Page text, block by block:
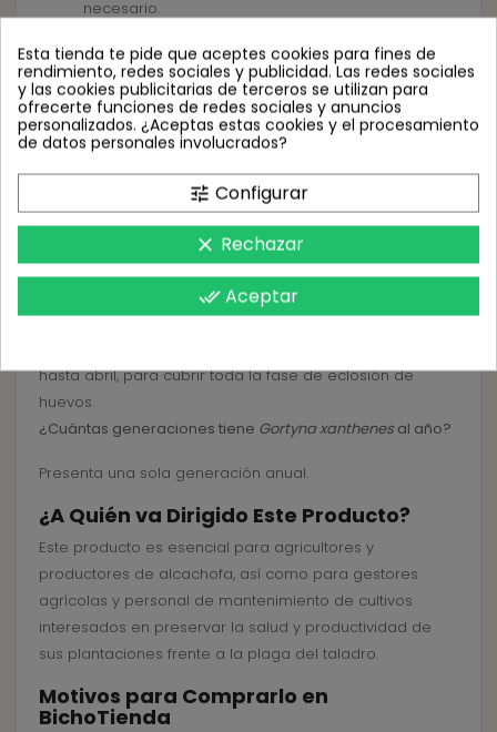
necesario.
Posicionamiento de la Trampa:Ubique las trampas
cerca de las plantaciones de alcachofa,
especialmente donde se hayan observado
síntomas o daños previamente.
Preguntas Frecuentes
¿Cómo reconozco aGortyna xanthenes?
Los adultos tienen una envergadura de 50 mm, con alas
anteriores marrones y posteriores color crema.
¿Cuál es el mejor momento para instalar las trampas?
hasta abril, para cubrir toda la fase de eclosión de
huevos.
¿Cuántas generaciones tiene Gortyna xanthenesal año?
Presenta una sola generación anual.
¿A Quién va Dirigido Este Producto?
Este producto es esencial para agricultores y
productores de alcachofa, así como para gestores
agrícolas y personal de mantenimiento de cultivos
interesados en preservar la salud y productividad de
sus plantaciones frente a la plaga del taladro.
Motivos para Comprarlo en
BichoTienda
Esta tienda te pide que aceptes cookies para fines de
rendimiento, redes sociales y publicidad. Las redes sociales
y las cookies publicitarias de terceros se utilizan para
ofrecerte funciones de redes sociales y anuncios
personalizados. ¿Aceptas estas cookies y el procesamiento
de datos personales involucrados?
tune Configurar
clear Rechazar
done_all Aceptar